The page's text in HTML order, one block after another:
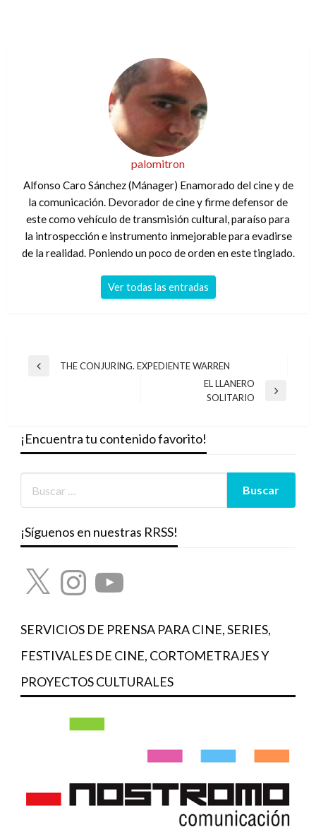
palomitron
Alfonso Caro Sánchez (Mánager) Enamorado del cine y de
la comunicación. Devorador de cine y firme defensor de
este como vehículo de transmisión cultural, paraíso para
la introspección e instrumento inmejorable para evadirse
de la realidad. Poniendo un poco de orden en este tinglado.
Ver todas las entradas
Navegación
Entrada
THE CONJURING. EXPEDIENTE WARREN
EL LLANERO
SOLITARIO
¡Encuentra tu contenido favorito!
¡Síguenos en nuestras RRSS!
X InstagramYouTube
SERVICIOS DE PRENSA PARA CINE, SERIES,
FESTIVALES DE CINE, CORTOMETRAJES Y
PROYECTOS CULTURALES